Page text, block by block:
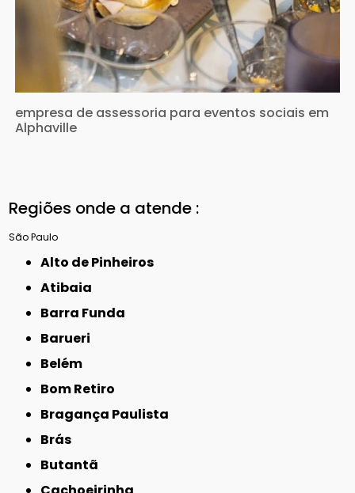
empresa de assessoria para eventos sociais em
Alphaville
Regiões onde a atende :
São Paulo
Alto de Pinheiros
Atibaia
Barra Funda
Barueri
Belém
Bom Retiro
Bragança Paulista
Brás
Butantã